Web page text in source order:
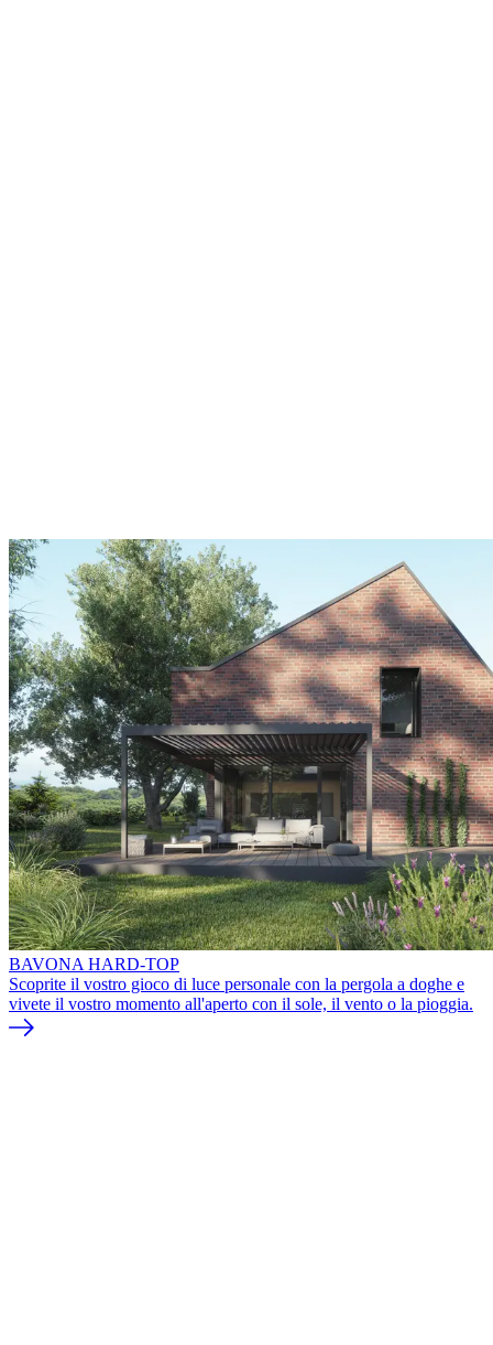
BAVONA HARD-TOP
Scoprite il vostro gioco di luce personale con la pergola a doghe e
vivete il vostro momento all'aperto con il sole, il vento o la pioggia.